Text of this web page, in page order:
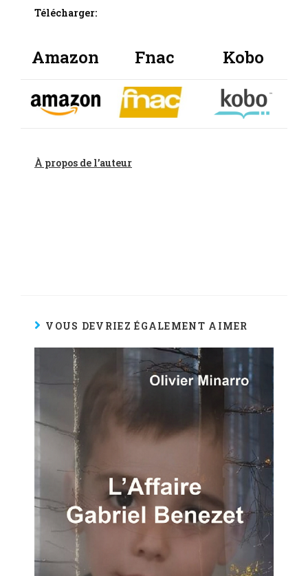
Télécharger:
Amazon Fnac Kobo
À propos de l’auteur
VOUS DEVRIEZ ÉGALEMENT AIMER